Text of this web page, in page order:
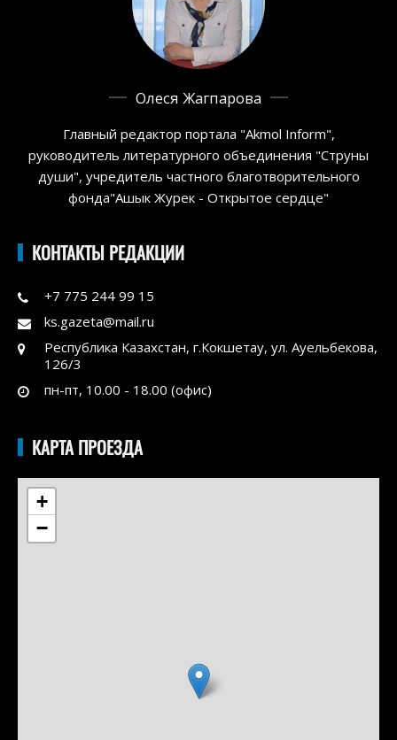
Олеся Жагпарова
Главный редактор портала "Akmol Inform",
руководитель литературного объединения "Струны
души", учредитель частного благотворительного
фонда"Ашык Журек - Открытое сердце"
КОНТАКТЫ РЕДАКЦИИ
+7 775 244 99 15
ks.gazeta@mail.ru
Республика Казахстан, г.Кокшетау, ул. Ауельбекова,
126/3
пн-пт, 10.00 - 18.00 (офис)
КАРТА ПРОЕЗДА
+
−